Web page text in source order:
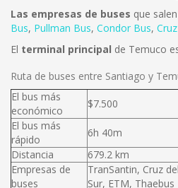
Las empresas de buses que
Bus, Pullman Bus, Condor Bus,
El terminal principal de Temuco
Ruta de buses entre Santiago y
El bus más
económico
$7.500
El bus más
rápido
6h 40m
Distancia
679.2 km
Empresas de
buses
TranSantin, Cruz
Sur, ETM, Thaebus